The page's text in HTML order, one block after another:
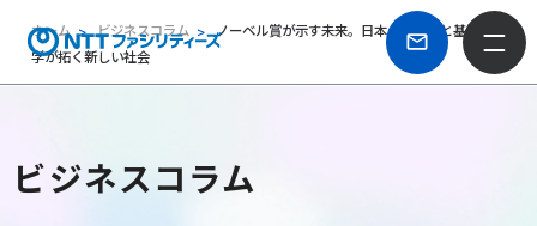
ホーム ビジネスコラム
ノーベル賞が示す未来。日本の研究力と基礎科
学が拓く新しい社会
ビジネスコラム